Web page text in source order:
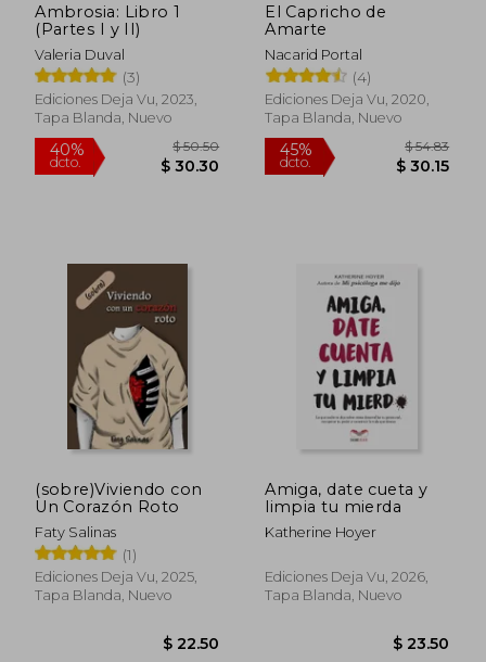
$ 22.50
45%
dcto.
Ambrosia: Libro 1
(Partes I y II)
Valeria Duval
(3)
Ediciones Deja Vu, 2023,
Tapa Blanda, Nuevo
El Capricho de
Amarte
Nacarid Portal
(4)
Ediciones Deja Vu, 2020,
Tapa Blanda, Nuevo
(sobre)Viviendo con
Un Corazón Roto
Faty Salinas
(1)
Ediciones Deja Vu, 2025,
Tapa Blanda, Nuevo
Amiga, date cueta y
limpia tu mierda
Katherine Hoyer
Ediciones Deja Vu, 2026,
Tapa Blanda, Nuevo